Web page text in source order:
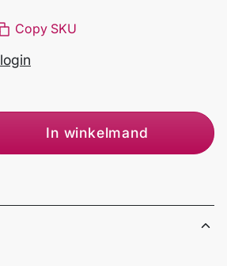
Copy SKU
login
In winkelmand